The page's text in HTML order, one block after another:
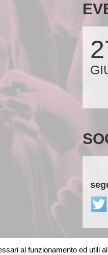
al funzionamento ed utili